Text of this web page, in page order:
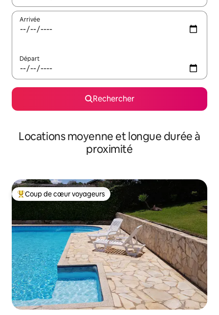
Arrivée
Départ
Rechercher
Locations moyenne et longue durée à
proximité
Coups de cœur voyageurs les plus appréciés
Coup de cœur voyageurs